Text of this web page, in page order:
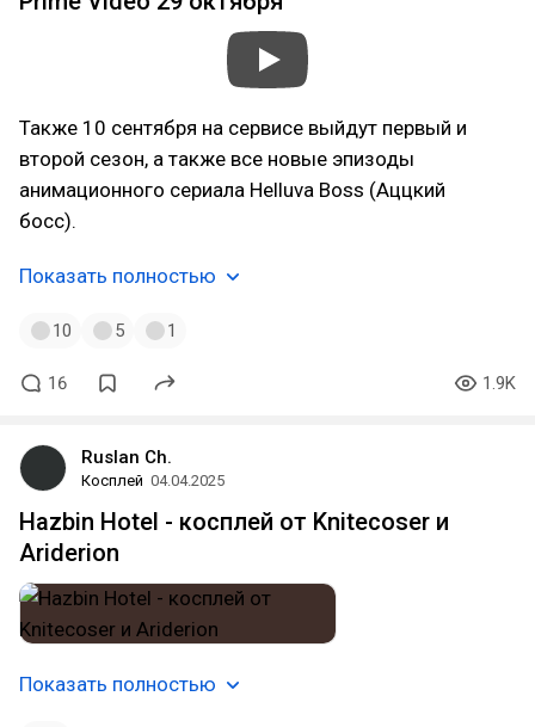
Также 10 сентября на сервисе выйдут первый и
второй сезон, а также все новые эпизоды
анимационного сериала Helluva Boss (Аццкий
босс).
Показать полностью
10 5 1
16 1.9K
Ruslan Ch.
Косплей 04.04.2025
Hazbin Hotel - косплей от Knitecoser и
Ariderion
Показать полностью